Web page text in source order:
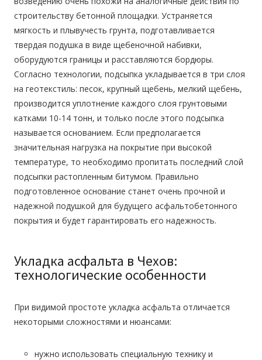
строительству бетонной площадки. Устраняется
мягкость и плывучесть грунта, подготавливается
твердая подушка в виде щебеночной набивки,
оборудуются границы и расставляются бордюры.
Согласно технологии, подсыпка укладывается в три слоя
на геотекстиль: песок, крупный щебень, мелкий щебень,
производится уплотнение каждого слоя грунтовыми
катками 10-14 тонн, и только после этого подсыпка
называется основанием. Если предполагается
значительная нагрузка на покрытие при высокой
температуре, то необходимо пропитать последний слой
подсыпки растопленным битумом. Правильно
подготовленное основание станет очень прочной и
надежной подушкой для будущего асфальтобетонного
покрытия и будет гарантировать его надежность.
Укладка асфальта в Чехов:
технологические особенности
При видимой простоте укладка асфальта отличается
некоторыми сложностями и нюансами:
нужно использовать специальную технику и